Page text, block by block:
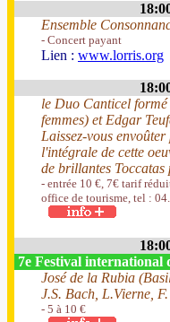
Ensemble
- Concert payant
Lien : www.lorris.org
le Duo Canticel
femmes) et Edgar
Laissez-vous
l'intégrale de cette
de brillantes Toccatas
- entrée 10 €, 7€ tarif
office de tourisme, tel :
7e Festival international
José de la Rubia
J.S. Bach, L.Vierne,
- 5 à 10 €